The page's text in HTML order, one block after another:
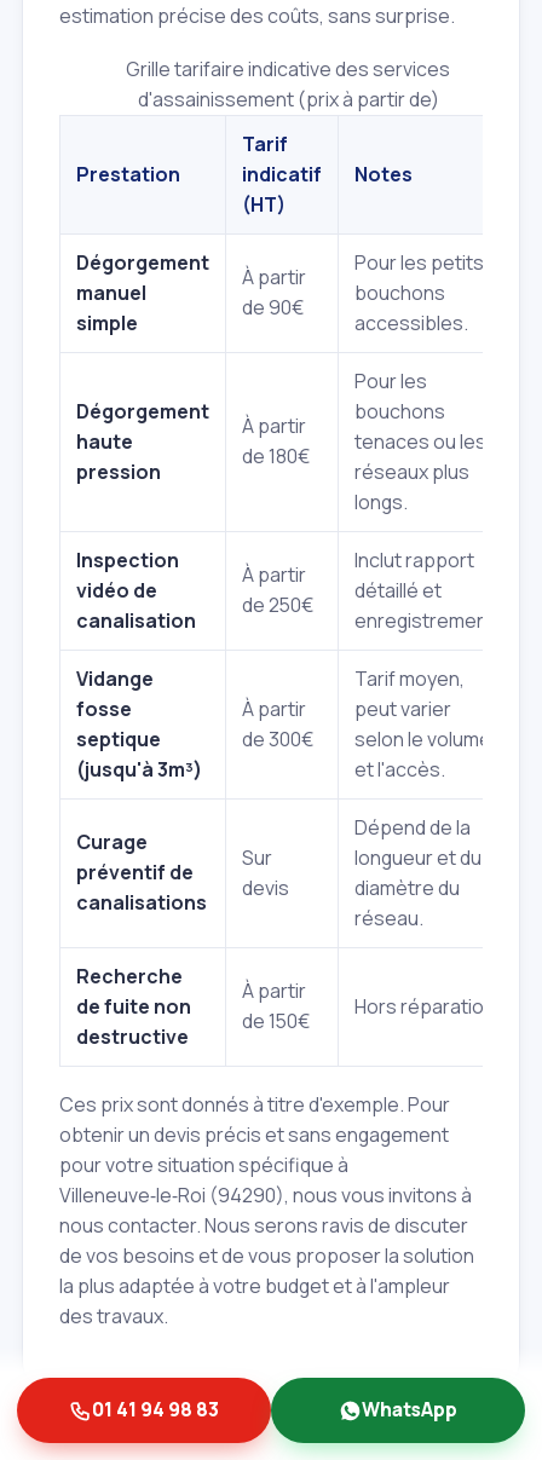
estimation précise des coûts, sans surprise.
Grille tarifaire indicative des services
d'assainissement (prix à partir de)
Prestation
Tarif
indicatif
(HT)
Notes
Dégorgement
manuel
simple
À partir
de 90€
Pour les petits
bouchons
accessibles.
Dégorgement
haute
pression
À partir
de 180€
Pour les
bouchons
tenaces ou les
réseaux plus
longs.
Inspection
vidéo de
canalisation
À partir
de 250€
Inclut rapport
détaillé et
enregistrement.
Vidange
fosse
septique
(jusqu'à 3m³)
À partir
de 300€
Tarif moyen,
peut varier
selon le volume
et l'accès.
Curage
préventif de
canalisations
Sur
devis
Dépend de la
longueur et du
diamètre du
réseau.
Recherche
de fuite non
destructive
À partir
de 150€
Hors réparation.
Ces prix sont donnés à titre d'exemple. Pour
obtenir un devis précis et sans engagement
pour votre situation spécifique à
Villeneuve‑le‑Roi (94290), nous vous invitons à
nous contacter. Nous serons ravis de discuter
de vos besoins et de vous proposer la solution
la plus adaptée à votre budget et à l'ampleur
des travaux.
01 41 94 98 83 WhatsApp